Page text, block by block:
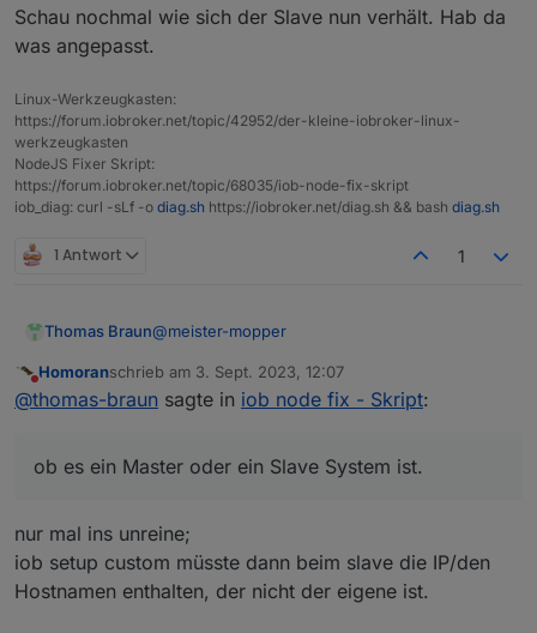
system.adapter.icons-addictive-flavour-png.0:
system.adapter.icons-fatcow-hosting.0   : icons-
system.adapter.icons-mfd-png.0          : icons-
system.adapter.icons-mfd-svg.0          : icons-
system.adapter.icons-open-icon-library-png.0:
+ system.adapter.influxdb.0               :
+
system.adapter.info.0                   : info
+
system.adapter.javascript.0             :
+ system.adapter.net-tools.0              : net-
+ system.adapter.nut.1                    : nut
+ system.adapter.ocpp.0                   :
+ system.adapter.pi-hole.1                : pi-
+ system.adapter.pollenflug.0             :
+
system.adapter.proxmox.0                :
system.adapter.rpi2.0                   : rpi2
+
system.adapter.sayit.0                  :
thomas@rpizigbee:~ $ iobroker state
Schau nochmal wie sich der Slave nun verhält. Hab da
was angepasst.
Linux-Werkzeugkasten:
https://forum.iobroker.net/topic/42952/der-kleine-iobroker-linux-
werkzeugkasten
NodeJS Fixer Skript:
https://forum.iobroker.net/topic/68035/iob-node-fix-skript
iob_diag: curl -sLf -o diag.sh https://iobroker.net/diag.sh && bash diag.sh
1 Antwort 1
Thomas Braun@meister-mopper
Okay. Dann hab ich das Problem, das ich noch
nicht herausgefunden habe wie man
Nicht stören
Homoranschrieb am 3. Sept. 2023, 12:07
zuletzt editiert von
@thomas-braun sagte in iob node fix - Skript:
ob es ein Master oder ein Slave System ist.
nur mal ins unreine;
iob setup custom müsste dann beim slave die IP/den
Hostnamen enthalten, der nicht der eigene ist.